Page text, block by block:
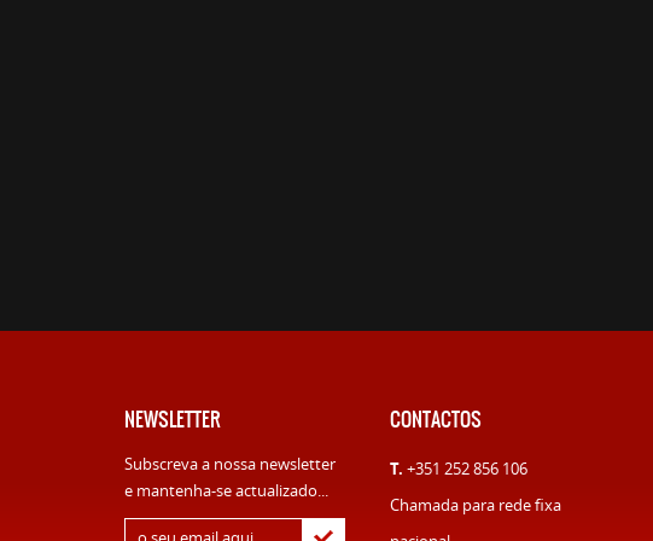
NEWSLETTER
Subscreva a nossa newsletter
e mantenha-se actualizado...
CONTACTOS
T. +351 252 856 106
Chamada para rede fixa